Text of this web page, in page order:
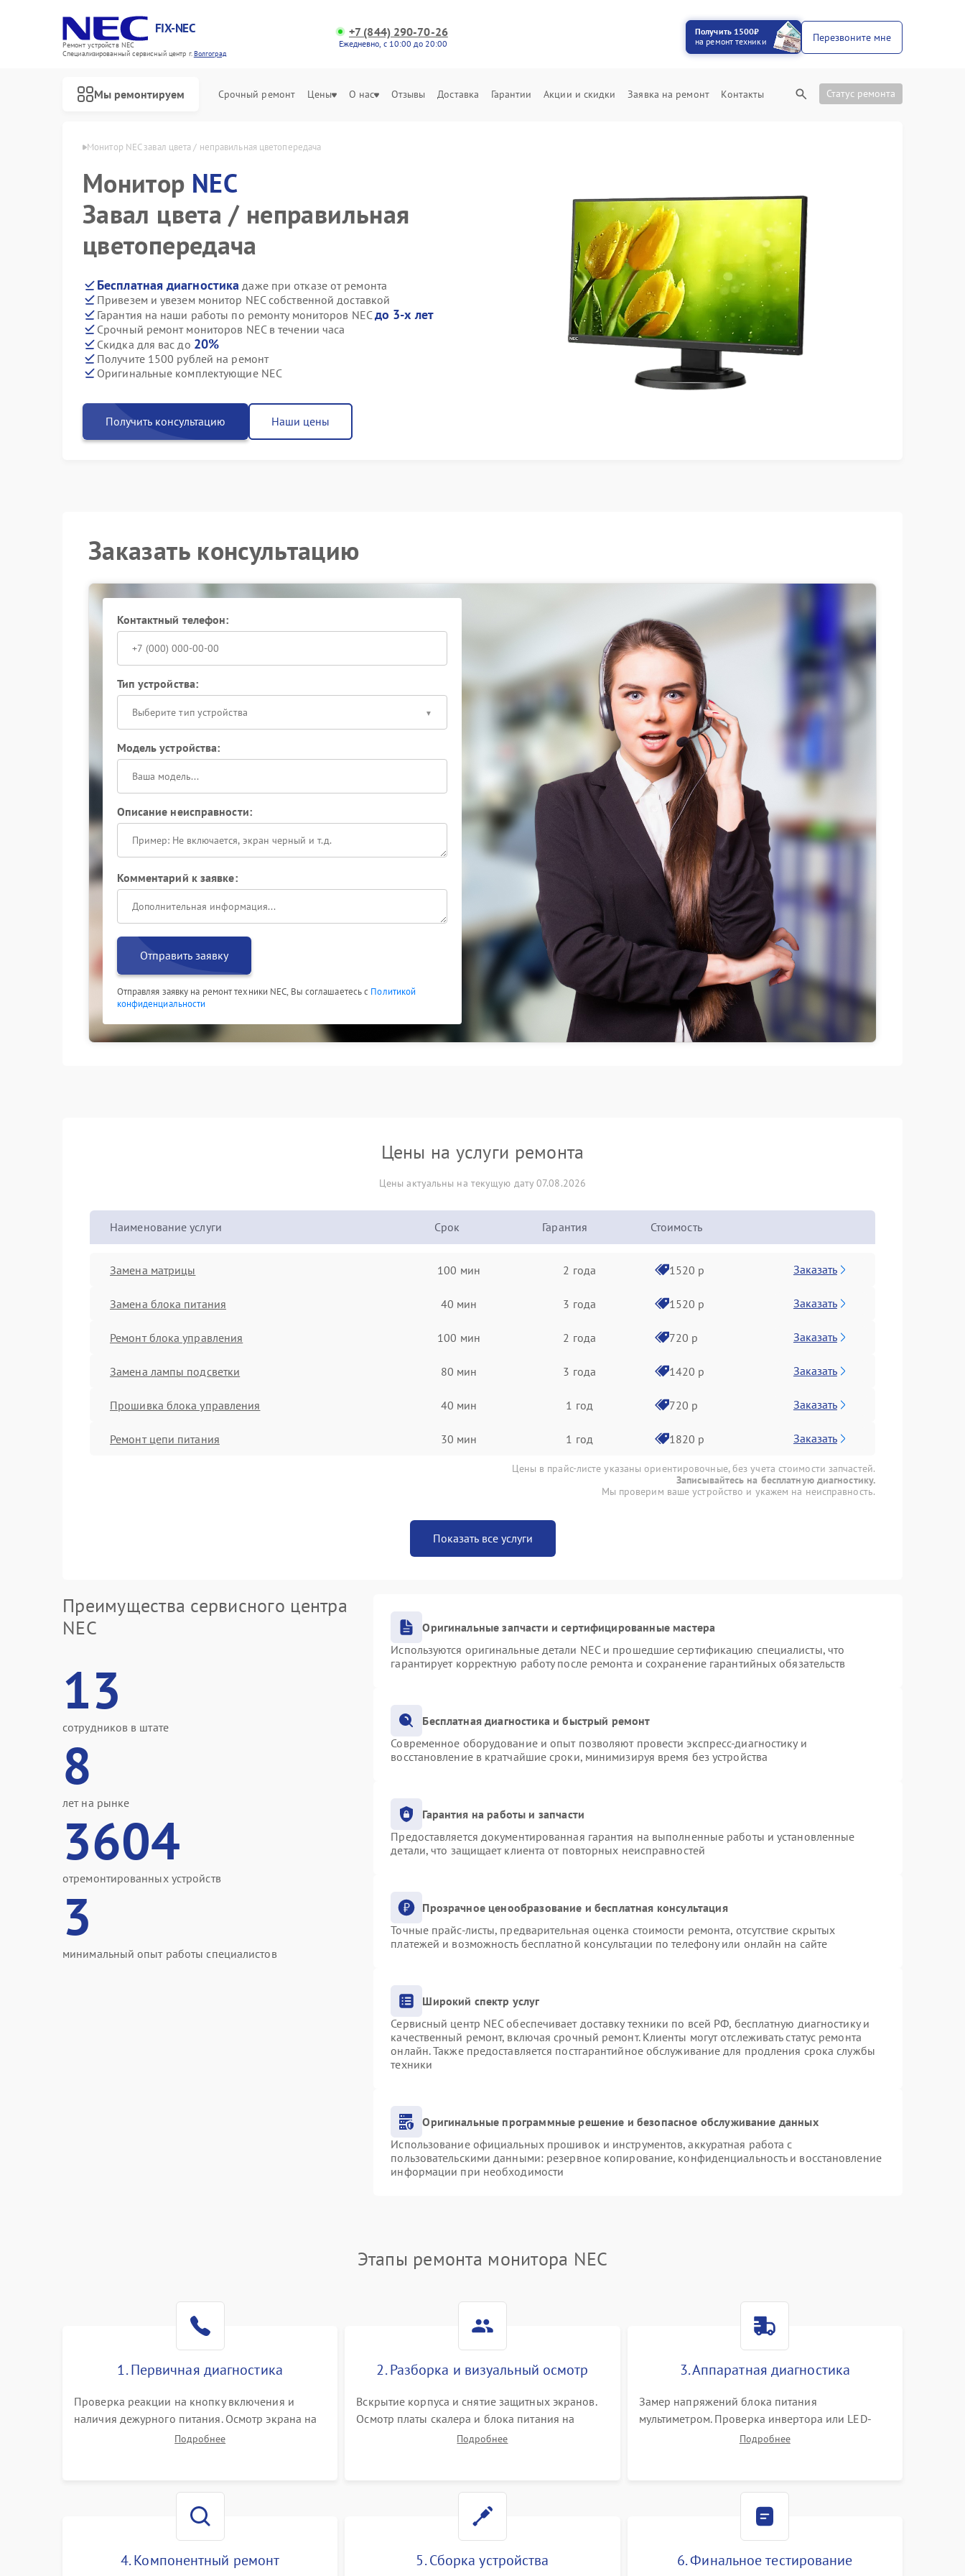
FIX-NEC
Ремонт устройств NEC
Специализированный cервисный центр г.Волгоград
+7 (844) 290-70-26
Ежедневно, с 10:00 до 20:00
Получить 1500₽
на ремонт техники
Перезвоните мне
Мы ремонтируем Срочный ремонт Цены О нас Отзывы Доставка Гарантии Акции и скидки Заявка на ремонт Контакты Статус ремонта
NEC в Волгограде Монитор NEC завал цвета / неправильная цветопередача
Монитор NEC
Завал цвета / неправильная
цветопередача
Бесплатная диагностика даже при отказе от ремонта
Привезем и увезем монитор NEC собственной доставкой
Гарантия на наши работы по ремонту мониторов NECдо 3-х лет
Срочный ремонт мониторов NEC в течении часа
Скидка для вас до 20%
Получите 1500 рублей на ремонт
Оригинальные комплектующие NEC
Получить консультацию Наши цены
Заказать консультацию
Контактный телефон:
Тип устройства:
Выберите тип устройства
Модель устройства:
Описание неисправности:
Комментарий к заявке:
Отправить заявку
Отправляя заявку на ремонт техники NEC, Вы соглашаетесь с Политикой
конфиденциальности
Цены на услуги ремонта
Цены актуальны на текущую дату 07.08.2026
Наименование услуги Срок Гарантия Стоимость
Замена матрицы 100 мин 2 года 1520 р Заказать
Замена блока питания 40 мин 3 года 1520 р Заказать
Ремонт блока управления 100 мин 2 года 720 р Заказать
Замена лампы подсветки 80 мин 3 года 1420 р Заказать
Прошивка блока управления 40 мин 1 год 720 р Заказать
Ремонт цепи питания 30 мин 1 год 1820 р Заказать
Цены в прайс-листе указаны ориентировочные, без учета стоимости запчастей.
Записывайтесь на бесплатную диагностику.
Мы проверим ваше устройство и укажем на неисправность.
Показать все услуги
Преимущества сервисного центра
NEC
13
сотрудников в штате
8
лет на рынке
3604
отремонтированных устройств
3
минимальный опыт работы специалистов
Оригинальные запчасти и сертифицированные мастера
Используются оригинальные детали NEC и прошедшие сертификацию специалисты, что
гарантирует корректную работу после ремонта и сохранение гарантийных обязательств
Бесплатная диагностика и быстрый ремонт
Современное оборудование и опыт позволяют провести экспресс-диагностику и
восстановление в кратчайшие сроки, минимизируя время без устройства
Гарантия на работы и запчасти
Предоставляется документированная гарантия на выполненные работы и установленные
детали, что защищает клиента от повторных неисправностей
Прозрачное ценообразование и бесплатная консультация
Точные прайс-листы, предварительная оценка стоимости ремонта, отсутствие скрытых
платежей и возможность бесплатной консультации по телефону или онлайн на сайте
Широкий спектр услуг
Сервисный центр NEC обеспечивает доставку техники по всей РФ, бесплатную диагностику и
качественный ремонт, включая срочный ремонт. Клиенты могут отслеживать статус ремонта
онлайн. Также предоставляется постгарантийное обслуживание для продления срока службы
техники
Оригинальные программные решение и безопасное обслуживание данных
Использование официальных прошивок и инструментов, аккуратная работа с
пользовательскими данными: резервное копирование, конфиденциальность и восстановление
информации при необходимости
Этапы ремонта монитора NEC
1. Первичная диагностика
Проверка реакции на кнопку включения и
наличия дежурного питания. Осмотр экрана на
механические повреждения. Подключение к ПК
Подробнее
2. Разборка и визуальный осмотр
Вскрытие корпуса и снятие защитных экранов.
Осмотр платы скалера и блока питания на
наличие вздутых конденсаторов, прогаров,
Подробнее
3. Аппаратная диагностика
Замер напряжений блока питания
мультиметром. Проверка инвертора или LED-
драйвера подсветки. Диагностика цепей
Подробнее
4. Компонентный ремонт 5. Сборка устройства 6. Финальное тестирование